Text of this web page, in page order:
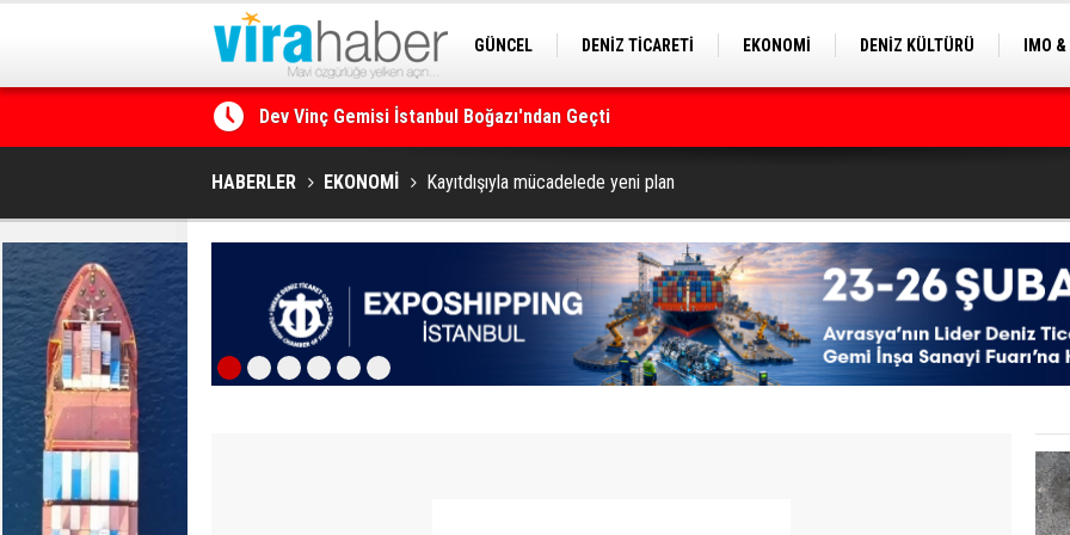
GÜNCEL DENİZ TİCARETİ EKONOMİ DENİZ KÜLTÜRÜ
IMO
Ege Denizi’nin En Büyük Mercan Ormanı
HABERLER EKONOMİ Kayıtdışıyla mücadelede yeni plan